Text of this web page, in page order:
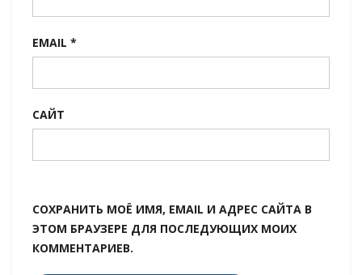
EMAIL *
САЙТ
СОХРАНИТЬ МОЁ ИМЯ, EMAIL И АДРЕС САЙТА В
ЭТОМ БРАУЗЕРЕ ДЛЯ ПОСЛЕДУЮЩИХ МОИХ
КОММЕНТАРИЕВ.